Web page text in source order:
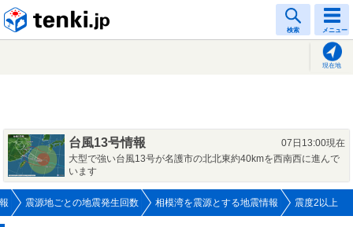
検索 メニュー
現在地
台風13号情報
07日13:00現在
大型で強い台風13号が名護市の北北東約40kmを西南西に進んで
います
震源地ごとの地震発生回数 相模湾を震源とする地震情報 震度2以上